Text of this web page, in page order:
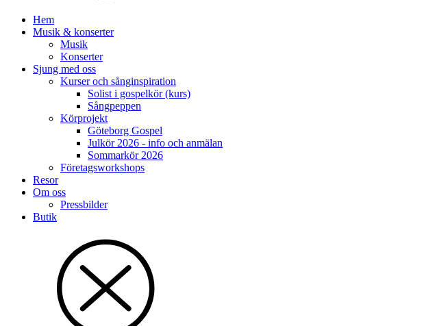
Hem
Musik & konserter
Musik
Konserter
Sjung med oss
Kurser och sånginspiration
Solist i gospelkör (kurs)
Sångpeppen
Körprojekt
Göteborg Gospel
Julkör 2026 - info och anmälan
Sommarkör 2026
Företagsworkshops
Resor
Om oss
Pressbilder
Butik